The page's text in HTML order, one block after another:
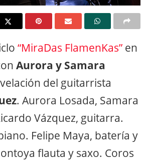
“MiraDas FlamenKas” en
Aurora y Samara
del guitarrista
. Aurora Losada, Samara
Vázquez, guitarra.
Felipe Maya, batería y
flauta y saxo. Coros